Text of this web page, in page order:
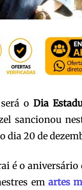
será oDia
sancionou
dia 20 de
é o aniversário
em artes